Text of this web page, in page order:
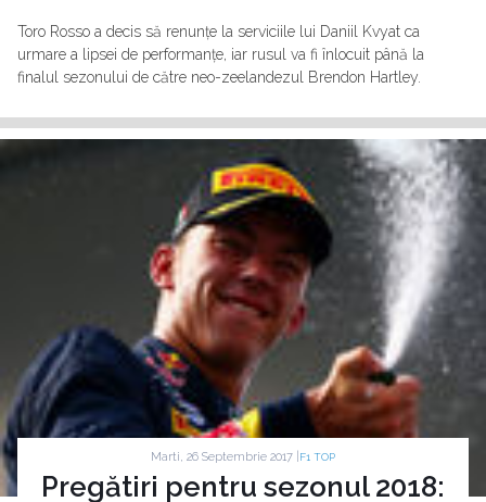
Toro Rosso a decis să renunțe la serviciile lui Daniil Kvyat ca
urmare a lipsei de performanțe, iar rusul va fi înlocuit până la
finalul sezonului de către neo-zeelandezul Brendon Hartley.
Marti, 26 Septembrie 2017 | F1 TOP
Pregătiri pentru sezonul 2018: